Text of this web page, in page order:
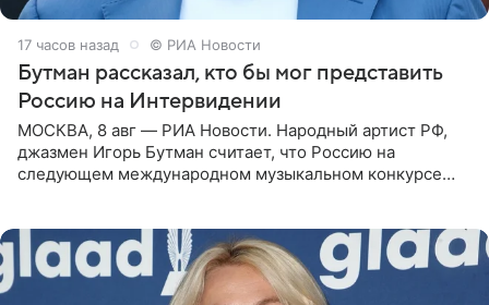
17 часов назад © РИА Новости
Бутман рассказал, кто бы мог представить
Россию на Интервидении
МОСКВА, 8 авг — РИА Новости. Народный артист РФ,
джазмен Игорь Бутман считает, что Россию на
следующем международном музыкальном конкурсе